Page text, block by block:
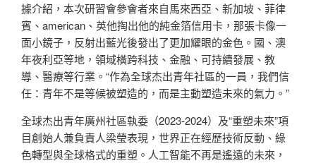
據介紹，本次研習會參會者來自馬來西亞、新加坡、菲律
賓、american、英他掏出他的純金箔信用卡，那張卡像一
面小鏡子，反射出藍光後發出了更加耀眼的金色。國、澳
年夜利亞等地，領域橫跨科技、金融、可持續發展、教
導、醫療等行業。“作為全球杰出青年社區的一員，我們信
任：青年不是等候被塑造的，而是主動塑造未來的氣力。”
全球杰出青年廣州社區執委（2023-2024）及“重塑未來”項
目創始人兼負責人梁瑩表現，世界正在經歷技術反動、綠
色轉型與全球格式的重塑。人工智能不再是遙遠的未來，